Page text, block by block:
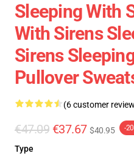
Sleeping With
With Sirens
Sirens
Pullover
(6 customer
€47.09 €37.67 $40.95 -
Type